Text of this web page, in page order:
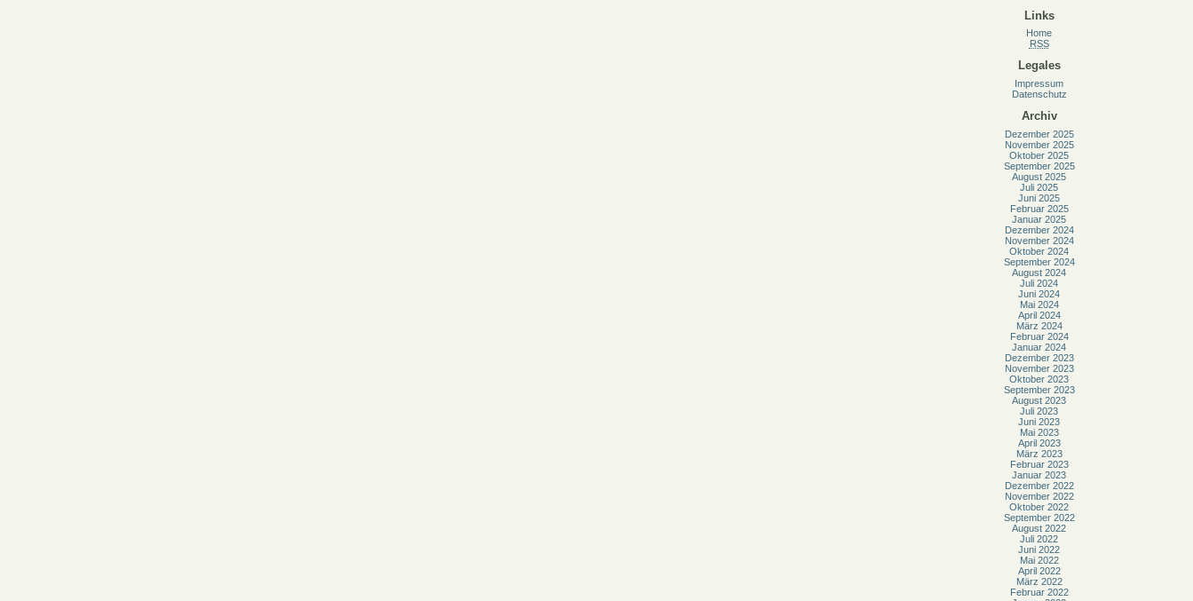
Links
Home
RSS
Legales
Impressum
Datenschutz
Archiv
Dezember 2025
November 2025
Oktober 2025
September 2025
August 2025
Juli 2025
Juni 2025
Februar 2025
Januar 2025
Dezember 2024
November 2024
Oktober 2024
September 2024
August 2024
Juli 2024
Juni 2024
Mai 2024
April 2024
März 2024
Februar 2024
Januar 2024
Dezember 2023
November 2023
Oktober 2023
September 2023
August 2023
Juli 2023
Juni 2023
Mai 2023
April 2023
März 2023
Februar 2023
Januar 2023
Dezember 2022
November 2022
Oktober 2022
September 2022
August 2022
Juli 2022
Juni 2022
Mai 2022
April 2022
März 2022
Februar 2022